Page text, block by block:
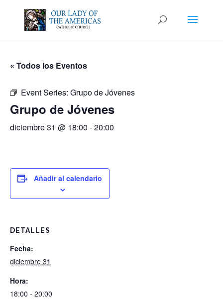
« Todos los Eventos
Event Series: Grupo de Jóvenes
Grupo de Jóvenes
diciembre 31 @ 18:00 -20:00
Añadir al calendario
DETALLES
Fecha:
diciembre 31
Hora:
18:00 - 20:00